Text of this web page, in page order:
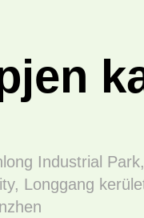
Industrial Park,
Longgang